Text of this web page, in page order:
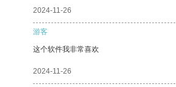
2024-11-26
游客
这个软件我非常喜欢
2024-11-26